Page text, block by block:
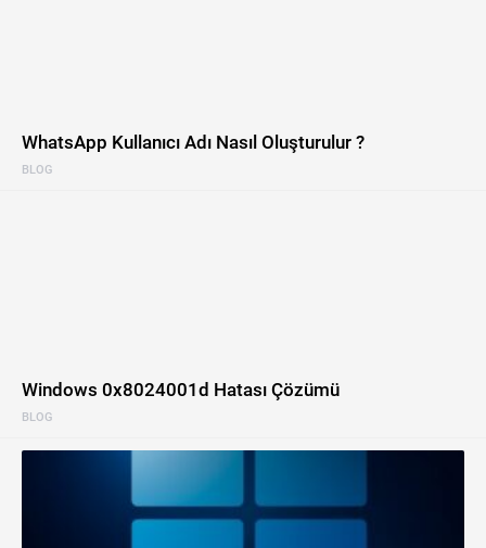
BLOG
WhatsApp Kullanıcı Adı Nasıl Oluşturulur ?
BLOG
Windows 0x8024001d Hatası Çözümü